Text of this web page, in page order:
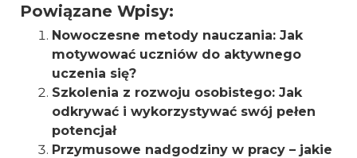
Powiązane Wpisy:
Nowoczesne metody nauczania: Jak
motywować uczniów do aktywnego
uczenia się?
Szkolenia z rozwoju osobistego: Jak
odkrywać i wykorzystywać swój pełen
potencjał
Przymusowe nadgodziny w pracy – jakie